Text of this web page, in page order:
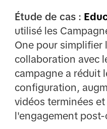
Étude de cas :
utilisé les
One pour simplifier
collaboration avec
campagne a réduit
configuration,
vidéos terminées
l'engagement post-